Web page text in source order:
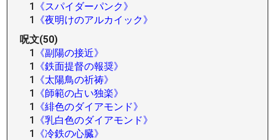
1
《スパイダーパンク》
1
《夜明けのアルカイック》
呪文(50)
1
《副陽の接近》
1
《鉄面提督の報奨》
1
《太陽鳥の祈祷》
1
《師範の占い独楽》
1
《緋色のダイアモンド》
1
《乳白色のダイアモンド》
1
《冷鉄の心臓》